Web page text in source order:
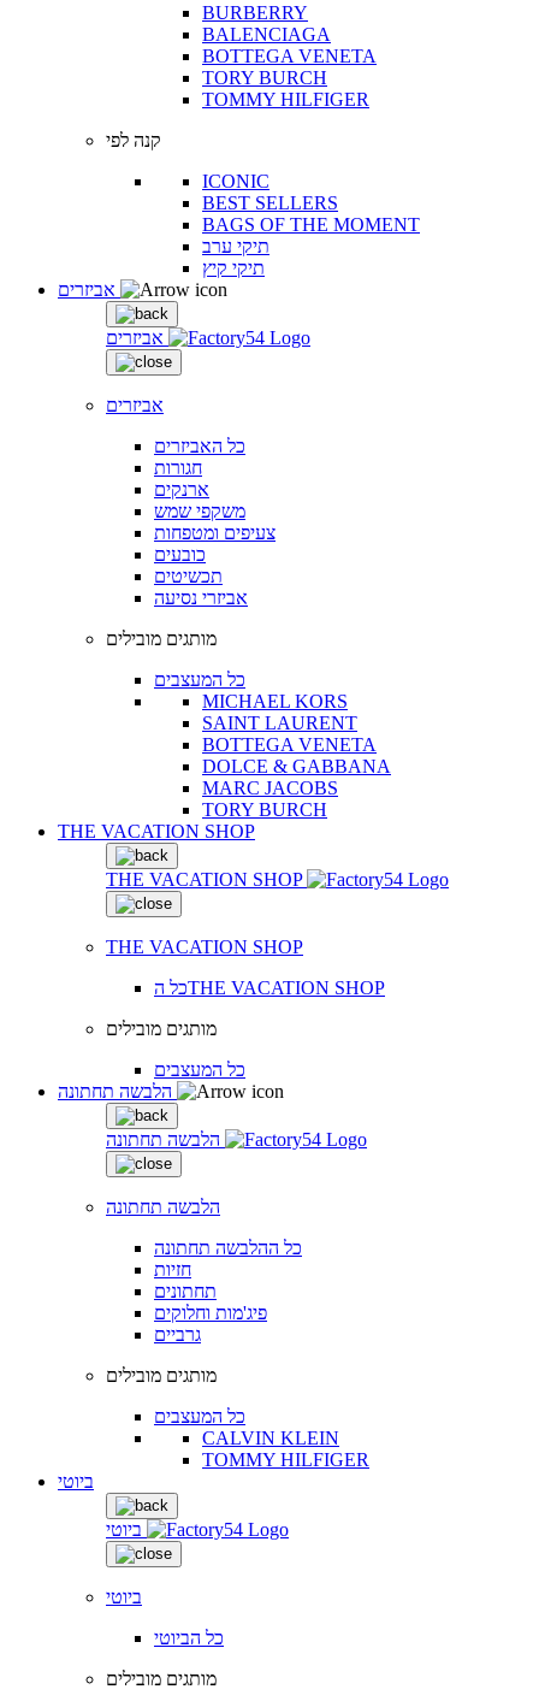
BURBERRY
BALENCIAGA
BOTTEGA VENETA
TORY BURCH
TOMMY HILFIGER
קנה לפי
ICONIC
BEST SELLERS
BAGS OF THE MOMENT
תיקי ערב
תיקי קיץ
אביזרים
אביזרים
כל האביזרים
חגורות
ארנקים
משקפי שמש
צעיפים ומטפחות
כובעים
תכשיטים
אביזרי נסיעה
מותגים מובילים
כל המעצבים
MICHAEL KORS
SAINT LAURENT
BOTTEGA VENETA
DOLCE & GABBANA
MARC JACOBS
TORY BURCH
THE VACATION SHOP
THE VACATION SHOP
THE VACATION SHOP
כל הTHE VACATION SHOP
מותגים מובילים
כל המעצבים
הלבשה תחתונה
הלבשה תחתונה
כל ההלבשה תחתונה
חזיות
תחתונים
פיג'מות וחלוקים
גרביים
מותגים מובילים
כל המעצבים
CALVIN KLEIN
TOMMY HILFIGER
ביוטי
ביוטי
ביוטי
כל הביוטי
מותגים מובילים